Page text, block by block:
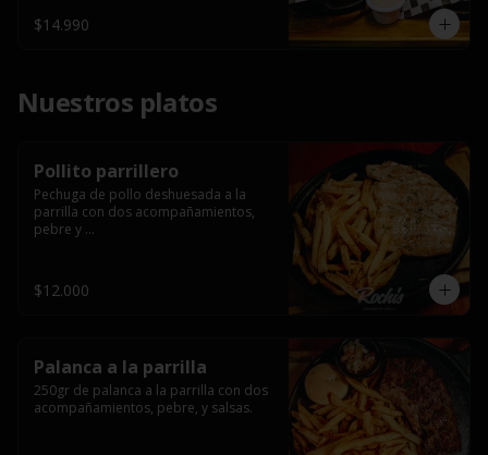
$14.990
Nuestros platos
Pollito parrillero
Pechuga de pollo deshuesada a la
parrilla con dos acompañamientos,
pebre y
$12.000
Palanca a la parrilla
250gr de palanca a la parrilla con dos
acompañamientos, pebre, y salsas.